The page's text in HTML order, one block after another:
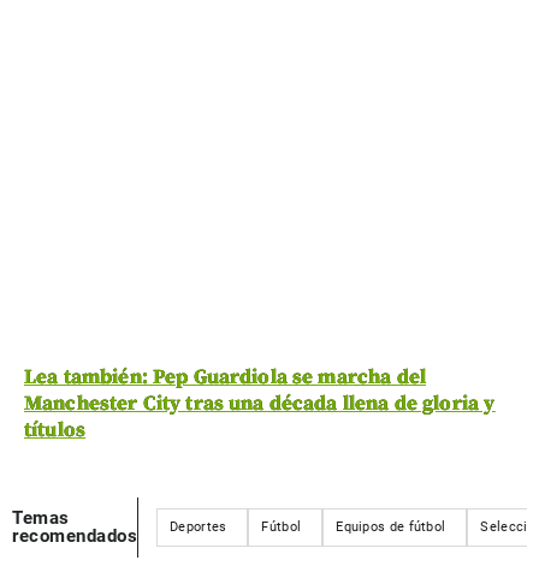
Lea también: Pep Guardiola se marcha del
Manchester City tras una década llena de gloria y
títulos
Temas
recomendados
Deportes Fútbol Equipos de fútbol